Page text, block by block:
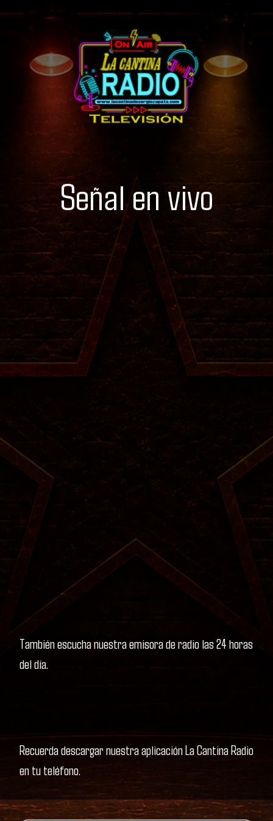
Señal en vivo
También escucha nuestra emisora de radio las 24 horas
del día.
Recuerda descargar nuestra aplicación La Cantina Radio
en tu teléfono.